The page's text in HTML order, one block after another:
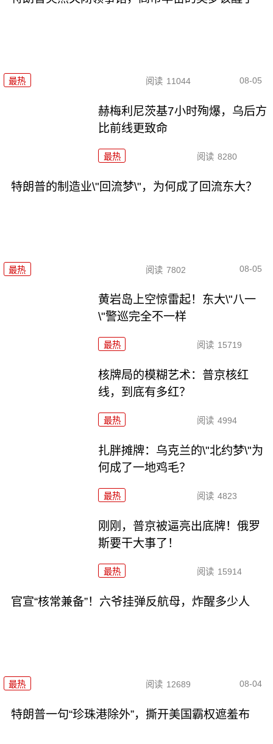
最热 阅读 11044 08-05
赫梅利尼茨基7小时殉爆，乌后方
比前线更致命
最热 阅读 8280
特朗普的制造业\"回流梦\"，为何成了回流东大？
最热 阅读 7802 08-05
黄岩岛上空惊雷起！东大\"八一
\"警巡完全不一样
最热 阅读 15719
核牌局的模糊艺术：普京核红
线，到底有多红？
最热 阅读 4994
扎胖摊牌：乌克兰的\"北约梦\"为
何成了一地鸡毛？
最热 阅读 4823
刚刚，普京被逼亮出底牌！俄罗
斯要干大事了！
最热 阅读 15914
官宣“核常兼备”！六爷挂弹反航母，炸醒多少人
最热 阅读 12689 08-04
特朗普一句“珍珠港除外”，撕开美国霸权遮羞布